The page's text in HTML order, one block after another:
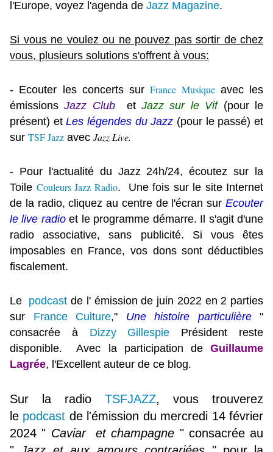
l'Europe, voyez l'agenda de Jazz Magazine.
Si vous ne voulez ou ne pouvez pas sortir de chez
vous, plusieurs solutions s'offrent à vous:
- Ecouter les concerts sur France Musique avec les
émissions Jazz Clubet Jazz sur le Vif (pour le
présent) et Les légendes du Jazz (pour le passé) et
sur TSF Jazz avec Jazz Live.
- Pour l'actualité du Jazz 24h/24, écoutez sur la
Toile Couleurs Jazz Radio.
Une fois sur le site Internet
de la radio, cliquez au centre de l'écran sur Ecouter
le live radio et le programme démarre. Il s'agit d'une
radio associative, sans publicité. Si vous êtes
imposables en France, vos dons sont déductibles
fiscalement.
Le podcast de l' émission de juin 2022 en 2 parties
sur
France Culture," Une histoire particulière
"
consacrée à
Dizzy Gillespie Président reste
disponible. Avec la participation de
Guillaume
Lagrée, l'Excellent auteur de ce blog.
Sur la radio TSFJAZZ, vous trouverez
le podcast de l'émission du mercredi 14 février
2024 " Caviar et champagne " consacrée au